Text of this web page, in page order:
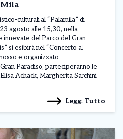
culturali al “Palamila” di
agosto alle 15,30, nella
innevate del Parco del Gran
si esibirà nel “Concerto al
e organizzato
Paradiso, parteciperanno le
Achack, Margherita Sarchini
Leggi Tutto